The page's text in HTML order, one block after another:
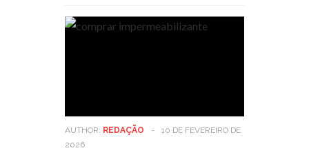
AUTHOR: REDAÇÃO -
10 DE FEVEREIRO DE
2026